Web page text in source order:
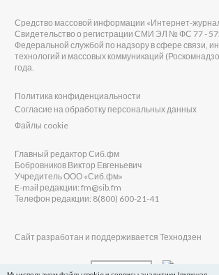
Средство массовой информации «Интернет-
Свидетельство о регистрации СМИ ЭЛ № ФС 77 -
Федеральной службой по надзору в сфере связи,
технологий и массовых коммуникаций
года.
Политика конфиденциальности
Согласие на обработку персональных данных
Файлы cookie
Главный редактор Сиб.фм
Бобровников Виктор Евгеньевич
Учредитель ООО «Сиб.фм»
E-mail редакции: fm@sib.fm
Телефон редакции: 8(800) 600-21-41
Сайт разработан и поддерживается Технодзен